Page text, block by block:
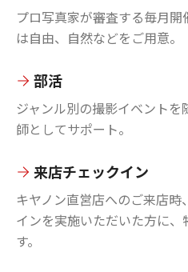
プロ写真家が審査する毎月
は自由、自然などをご用意。
部活
ジャンル別の撮影イベント
師としてサポート。
来店チェックイン
キヤノン直営店へのご来店
インを実施いただいた方に
す。